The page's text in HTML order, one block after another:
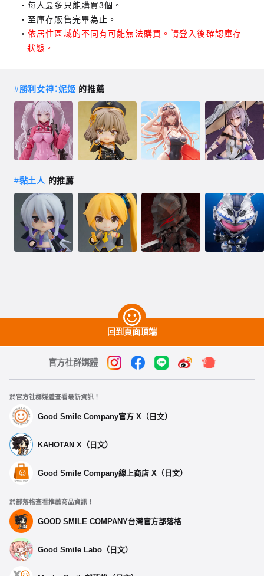
每人最多只能購買3個。
至庫存販售完畢為止。
依居住區域的不同有可能無法購買。請登入後確認庫存
狀態。
#勝利女神：妮姬 的推薦
#黏土人 的推薦
回到頁面頂端
官方社群媒體
於官方社群媒體查看最新資訊！
Good Smile Company官方 X（日文）
KAHOTAN X（日文）
Good Smile Company線上商店 X（日文）
於部落格查看推薦商品資訊！
GOOD SMILE COMPANY台灣官方部落格
Good Smile Labo（日文）